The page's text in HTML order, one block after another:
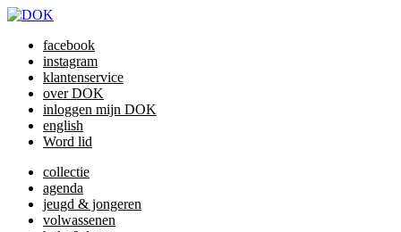
facebook
instagram
klantenservice
over DOK
inloggen mijn DOK
english
Word lid
collectie
agenda
jeugd & jongeren
volwassenen